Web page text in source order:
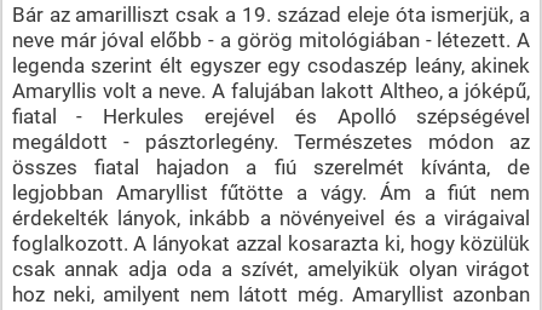
Bár az amarilliszt csak a 19. század eleje óta ismerjük, a
neve már jóval előbb - a görög mitológiában - létezett. A
legenda szerint élt egyszer egy csodaszép leány, akinek
Amaryllis volt a neve. A falujában lakott Altheo, a jóképű,
fiatal - Herkules erejével és Apolló szépségével
megáldott - pásztorlegény. Természetes módon az
összes fiatal hajadon a fiú szerelmét kívánta, de
legjobban Amaryllist fűtötte a vágy. Ám a fiút nem
érdekelték lányok, inkább a növényeivel és a virágaival
foglalkozott. A lányokat azzal kosarazta ki, hogy közülük
csak annak adja oda a szívét, amelyikük olyan virágot
hoz neki, amilyent nem látott még. Amaryllist azonban